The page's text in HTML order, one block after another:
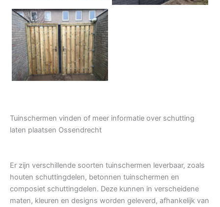
Tuindeur grenen
Tuinschermen vinden of meer informatie over schutting
laten plaatsen Ossendrecht
Er zijn verschillende soorten tuinschermen leverbaar, zoals
houten schuttingdelen, betonnen tuinschermen en
composiet schuttingdelen. Deze kunnen in verscheidene
maten, kleuren en designs worden geleverd, afhankelijk van